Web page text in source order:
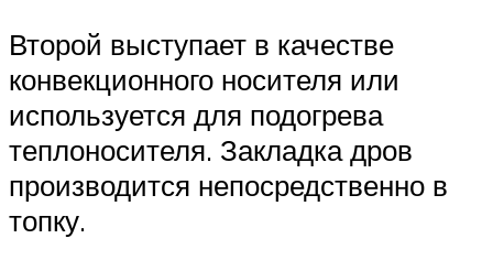
Второй выступает в качестве
конвекционного носителя или
используется для подогрева
теплоносителя. Закладка дров
производится непосредственно в
топку.